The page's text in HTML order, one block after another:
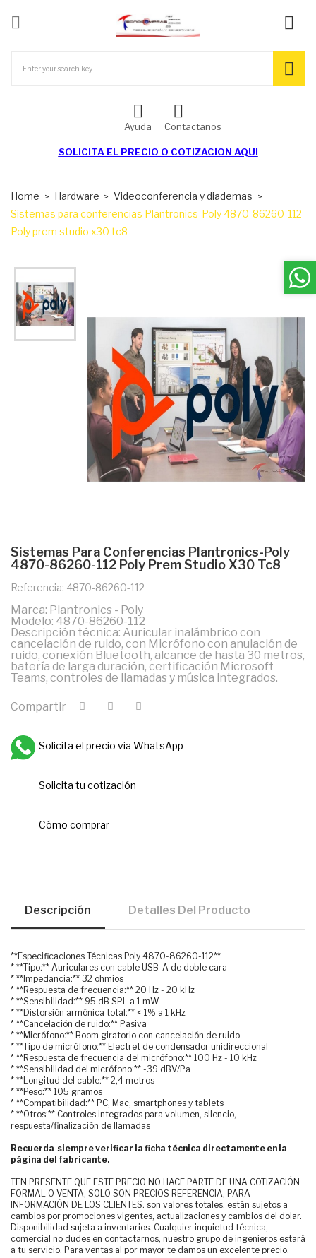

Ayuda Contactanos
SOLICITA EL PRECIO O COTIZACION AQUI
Home Hardware
Videoconferencia y diademas
Sistemas para conferencias Plantronics-Poly 4870-86260-112
Poly prem studio x30 tc8
Sistemas Para Conferencias Plantronics-Poly
4870-86260-112 Poly Prem Studio X30 Tc8
Referencia: 4870-86260-112
Marca: Plantronics - Poly
Modelo: 4870-86260-112
Descripción técnica: Auricular inalámbrico con
cancelación de ruido, con Micrófono con anulación de
ruido, conexión Bluetooth, alcance de hasta 30 metros,
batería de larga duración, certificación Microsoft
Teams, controles de llamadas y música integrados.
Compartir
Solicita el precio via WhatsApp
Solicita tu cotización
Cómo comprar
Descripción Detalles Del Producto
**Especificaciones Técnicas Poly 4870-86260-112**
* **Tipo:** Auriculares con cable USB-A de doble cara
* **Impedancia:** 32 ohmios
* **Respuesta de frecuencia:** 20 Hz - 20 kHz
* **Sensibilidad:** 95 dB SPL a 1 mW
* **Distorsión armónica total:** < 1% a 1 kHz
* **Cancelación de ruido:** Pasiva
* **Micrófono:** Boom giratorio con cancelación de ruido
* **Tipo de micrófono:** Electret de condensador unidireccional
* **Respuesta de frecuencia del micrófono:** 100 Hz - 10 kHz
* **Sensibilidad del micrófono:** -39 dBV/Pa
* **Longitud del cable:** 2,4 metros
* **Peso:** 105 gramos
* **Compatibilidad:** PC, Mac, smartphones y tablets
* **Otros:** Controles integrados para volumen, silencio,
respuesta/finalización de llamadas
Recuerda siempre verificar la ficha técnica directamente en la
página del fabricante.
TEN PRESENTE QUE ESTE PRECIO NO HACE PARTE DE UNA COTIZACIÓN
FORMAL O VENTA, SOLO SON PRECIOS REFERENCIA, PARA
INFORMACIÓN DE LOS CLIENTES. son valores totales, están sujetos a
cambios por promociones vigentes, actualizaciones y cambios del dolar.
Disponibilidad sujeta a inventarios. Cualquier inquietud técnica,
comercial no dudes en contactarnos, nuestro grupo de ingenieros estará
a tu servicio. Para ventas al por mayor te damos un excelente precio.